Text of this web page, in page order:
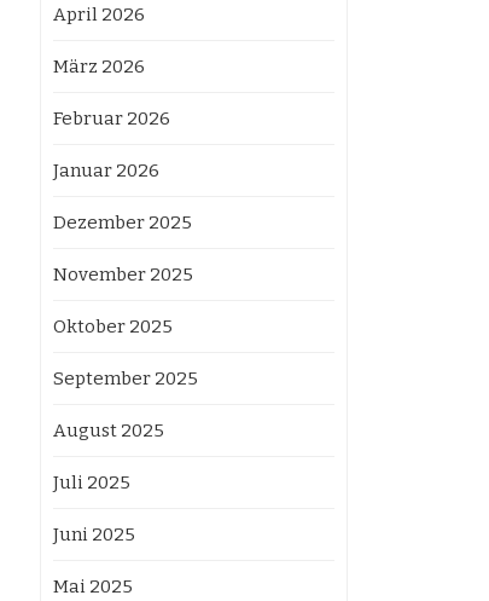
April 2026
März 2026
Februar 2026
Januar 2026
Dezember 2025
November 2025
Oktober 2025
September 2025
August 2025
Juli 2025
Juni 2025
Mai 2025